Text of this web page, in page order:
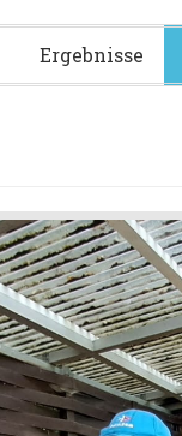
Ergebnisse